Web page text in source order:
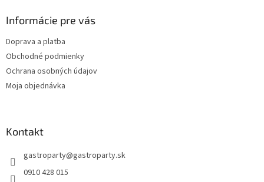
Informácie pre vás
Doprava a platba
Obchodné podmienky
Ochrana osobných údajov
Moja objednávka
Kontakt
gastroparty@gastroparty.sk
0910 428 015